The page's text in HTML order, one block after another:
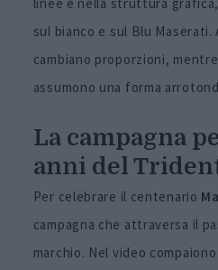
sul bianco e sul Blu
cambiano proporzioni,
assumono una forma
La campagna
anni del
Per celebrare il centenario
campagna che attraversa il
marchio. Nel video